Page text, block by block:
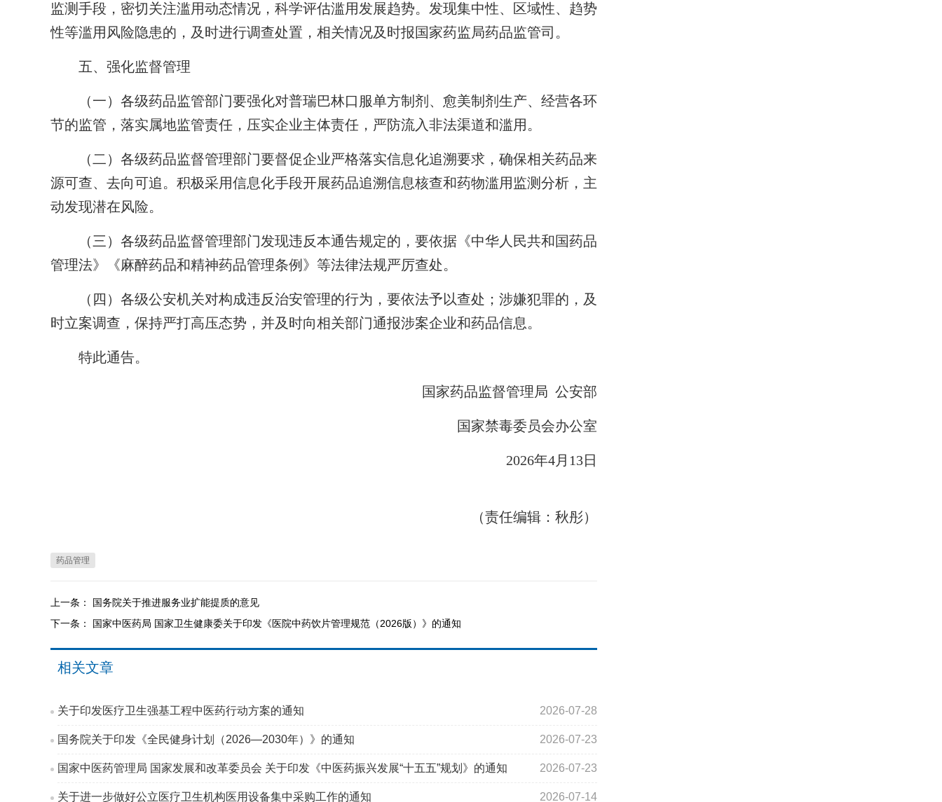
监测手段，密切关注滥用动态情况，科学评估滥用发展趋势。发现集中性、区域性、趋势
性等滥用风险隐患的，及时进行调查处置，相关情况及时报国家药监局药品监管司。
五、强化监督管理
（一）各级药品监管部门要强化对普瑞巴林口服单方制剂、愈美制剂生产、经营各环
节的监管，落实属地监管责任，压实企业主体责任，严防流入非法渠道和滥用。
（二）各级药品监督管理部门要督促企业严格落实信息化追溯要求，确保相关药品来
源可查、去向可追。积极采用信息化手段开展药品追溯信息核查和药物滥用监测分析，主
动发现潜在风险。
（三）各级药品监督管理部门发现违反本通告规定的，要依据《中华人民共和国药品
管理法》《麻醉药品和精神药品管理条例》等法律法规严厉查处。
（四）各级公安机关对构成违反治安管理的行为，要依法予以查处；涉嫌犯罪的，及
时立案调查，保持严打高压态势，并及时向相关部门通报涉案企业和药品信息。
特此通告。
国家药品监督管理局 公安部
国家禁毒委员会办公室
2026年4月13日
（责任编辑：秋彤）
药品管理
上一条： 国务院关于推进服务业扩能提质的意见
下一条： 国家中医药局 国家卫生健康委关于印发《医院中药饮片管理规范（2026版）》的通知
相关文章
关于印发医疗卫生强基工程中医药行动方案的通知 2026-07-28
国务院关于印发《全民健身计划（2026—2030年）》的通知 2026-07-23
国家中医药管理局 国家发展和改革委员会 关于印发《中医药振兴发展“十五五”规划》的通知 2026-07-23
关于进一步做好公立医疗卫生机构医用设备集中采购工作的通知 2026-07-14